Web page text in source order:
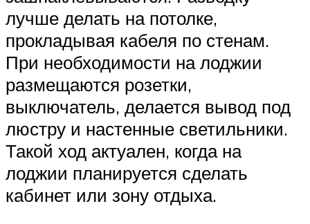
лучше делать на потолке,
прокладывая кабеля по стенам.
При необходимости на лоджии
размещаются розетки,
выключатель, делается вывод под
люстру и настенные светильники.
Такой ход актуален, когда на
лоджии планируется сделать
кабинет или зону отдыха.